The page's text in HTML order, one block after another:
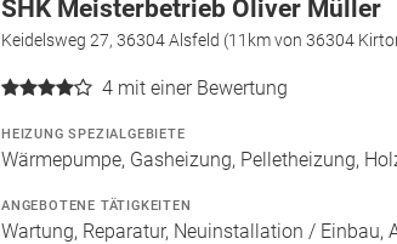
SHK Meisterbetrieb Oliver Müller
Keidelsweg 27, 36304 Alsfeld (11km von 36304
4 mit einer Bewertung
HEIZUNG SPEZIALGEBIETE
Wärmepumpe, Gasheizung, Pelletheizung,
ANGEBOTENE TÄTIGKEITEN
Wartung, Reparatur, Neuinstallation / Einbau,